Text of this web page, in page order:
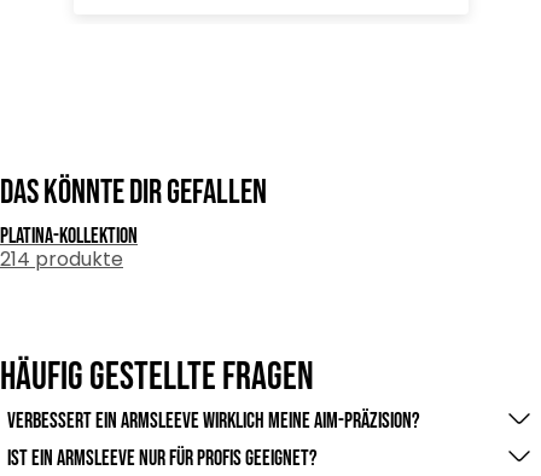
Das könnte dir gefallen
Platina-kollektion
214 produkte
Häufig gestellte Fragen
Verbessert ein Armsleeve wirklich meine Aim-Präzision?
Ja – durch die glatte Stoffoberfläche gleitet der
Ist ein Armsleeve nur für Profis geeignet?